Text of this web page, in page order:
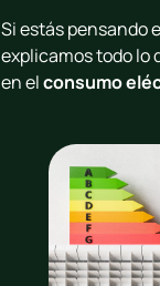
Si estás pensando
explicamos todo lo
en elconsumo